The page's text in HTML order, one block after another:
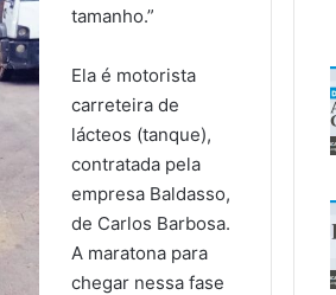
tamanho.”
Ela é motorista
carreteira de
lácteos (tanque),
contratada pela
empresa Baldasso,
de Carlos Barbosa.
A maratona para
chegar nessa fase